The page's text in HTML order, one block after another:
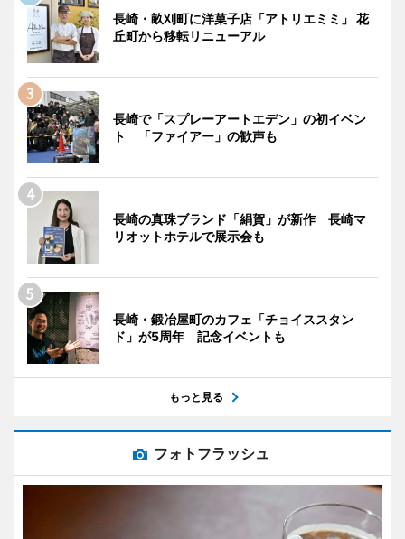
長崎・畝刈町に洋菓子店「アトリエミミ」 花
丘町から移転リニューアル
長崎で「スプレーアートエデン」の初イベン
ト 「ファイアー」の歓声も
長崎の真珠ブランド「絹賀」が新作 長崎マ
リオットホテルで展示会も
長崎・鍛冶屋町のカフェ「チョイススタン
ド」が5周年 記念イベントも
もっと見る
フォトフラッシュ